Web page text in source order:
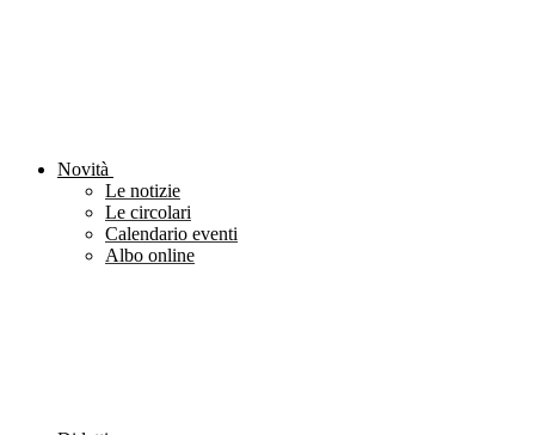
Novità
Le notizie
Le circolari
Calendario eventi
Albo online